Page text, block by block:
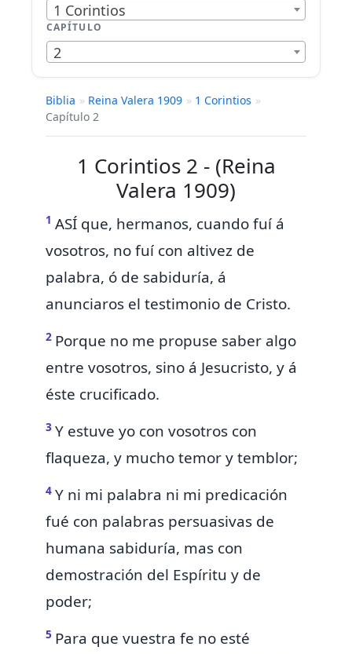
1 Corintios
CAPÍTULO
2
Biblia » Reina Valera 1909 » 1 Corintios »
Capítulo 2
1 Corintios 2 - (Reina
Valera 1909)
1 ASÍ que, hermanos, cuando fuí á
vosotros, no fuí con altivez de
palabra, ó de sabiduría, á
anunciaros el testimonio de Cristo.
2 Porque no me propuse saber algo
entre vosotros, sino á Jesucristo, y á
éste crucificado.
3 Y estuve yo con vosotros con
flaqueza, y mucho temor y temblor;
4 Y ni mi palabra ni mi predicación
fué con palabras persuasivas de
humana sabiduría, mas con
demostración del Espíritu y de
poder;
5 Para que vuestra fe no esté